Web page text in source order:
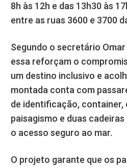
8h às 12h e das 13h30 às
entre as ruas 3600 e 3700
Segundo o secretário
essa reforçam o
um destino inclusivo e
montada conta com
de identificação, container,
paisagismo e duas
o acesso seguro ao mar.
O projeto garante que os